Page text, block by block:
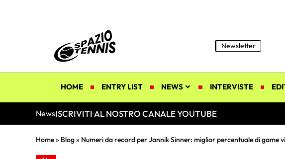
Newsletter
HOME ENTRY LIST NEWS INTERVISTE
NewsISCRIVITI AL NOSTRO CANALE YOUTUBE
Home» Blog» Numeri da record per Jannik Sinner: miglior percentuale di game